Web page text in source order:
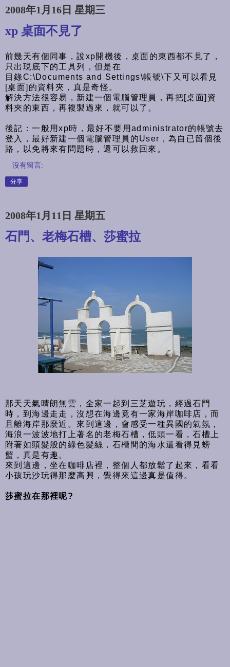
2008年1月16日 星期三
xp 桌面不見了
前幾天有個同事，說xp開機後，桌面的東西都不見了，
只出現底下的工具列，但是在
目錄C:\Documents and Settings\帳號\下又可以看見
[桌面]的資料夾，真是奇怪。
解決方法很容易，新建一個電腦管理員，再把[桌面]資
料夾的東西，再複製過來，就可以了。
後記：一般用xp時，最好不要用administrator的帳號去
登入，最好新建一個電腦管理員的User，為自已留個後
路，以免將來有問題時，還可以救回來。
沒有留言:
分享
2008年1月11日 星期五
石門、老梅石槽、莎蜜拉
那天天氣晴朗無雲，全家一起到三芝遊玩，經過石門
時，到海邊走走，沒想在海邊竟有一家海岸咖啡店，而
且離海岸那麼近。來到這邊，會感受一種異國的氣氛，
海浪一波波地打上著名的老梅石槽，低頭一看，石槽上
附著如頭髮般的綠色髮絲，石槽間的海水還看得見螃
蟹，真是有趣。
來到這邊，坐在咖啡店裡，整個人都放鬆了起來，看看
小孩玩沙玩得那麼高興，覺得來這邊真是值得。
莎蜜拉在那裡呢?